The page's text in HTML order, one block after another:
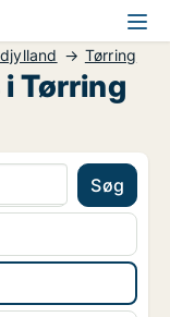
Tørring
Tørring
Søg